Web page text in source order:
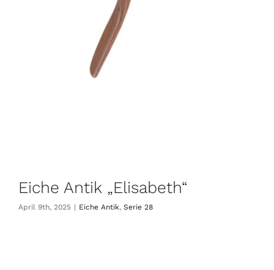
Eiche Antik „Elisabeth“
April 9th, 2025 | Eiche Antik, Serie 28